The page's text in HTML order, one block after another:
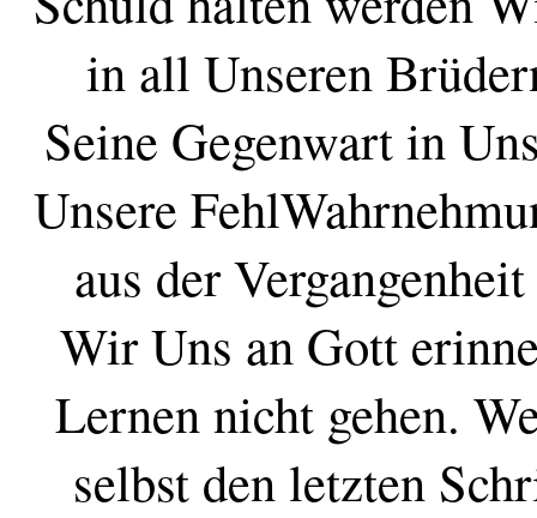
in all Unseren
Seine Gegenwart in
Unsere
aus der
Wir Uns an Gott
Lernen nicht gehen.
selbst den letzten